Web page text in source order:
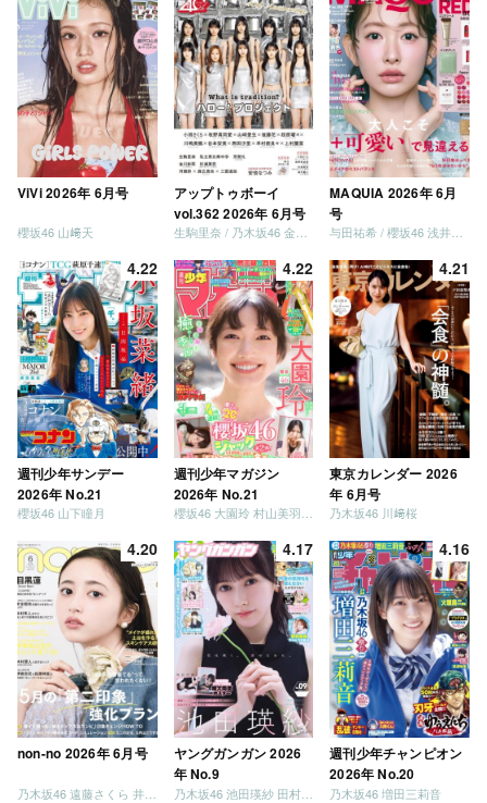
ViVi 2026年 6月号
櫻坂46 山﨑天
アップトゥボーイ
vol.362 2026年 6月号
生駒里奈 / 乃木坂46 金川紗耶 森平麗心
MAQUIA 2026年 6月
号
与田祐希 / 櫻坂46 浅井恋乃未
4.22
週刊少年サンデー
2026年 No.21
櫻坂46 山下瞳月
4.22
週刊少年マガジン
2026年 No.21
4.21
東京カレンダー 2026
年 6月号
乃木坂46 川﨑桜
4.20
non-no 2026年 6月号
4.17
ヤングガンガン 2026
年 No.9
乃木坂46 池田瑛紗 田村真佑
4.16
週刊少年チャンピオン
2026年 No.20
乃木坂46 増田三莉音